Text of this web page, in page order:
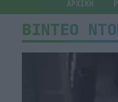
ΑΡΧΙΚΗ
ΒΙΝΤΕΟ